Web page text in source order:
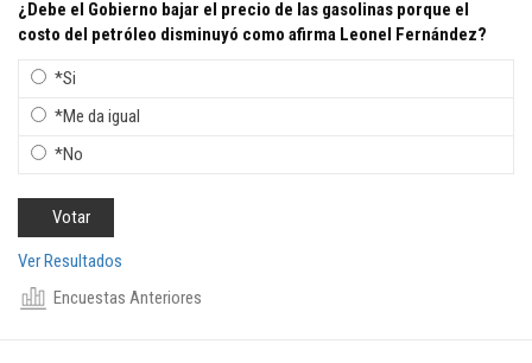
¿Debe el Gobierno bajar el precio de las gasolinas porque el
costo del petróleo disminuyó como afirma Leonel Fernández?
*Si
*Me da igual
*No
Ver Resultados
Encuestas Anteriores